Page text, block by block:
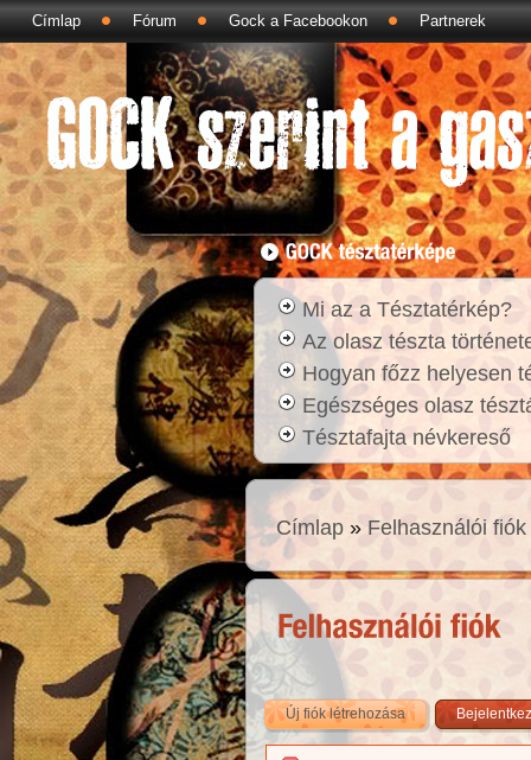
Címlap Fórum Gock a Facebookon Partnerek
Mi az a Tésztatérkép?
Az olasz tészta
Hogyan főzz helyesen
Egészséges olasz
Tésztafajta névkereső
Címlap » Felhasználói fiók
Új fiók létrehozása(aktív fül)